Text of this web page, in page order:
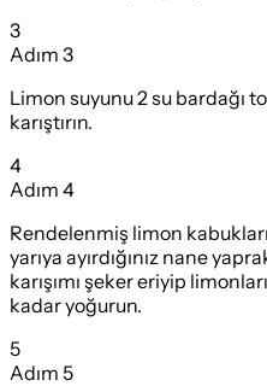
3
Adım 3
Limon suyunu 2 su bardağı
karıştırın.
4
Adım 4
Rendelenmiş limon
yarıya ayırdığınız nane
karışımı şeker eriyip
kadar yoğurun.
5
Adım 5